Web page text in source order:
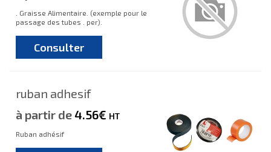
. Graisse Alimentaire. (exemple pour le
passage des tubes . per).
Consulter
ruban adhesif
à partir de4.56€ HT
Ruban adhésif